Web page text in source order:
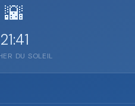
🌇
21:41
DU SOLEIL